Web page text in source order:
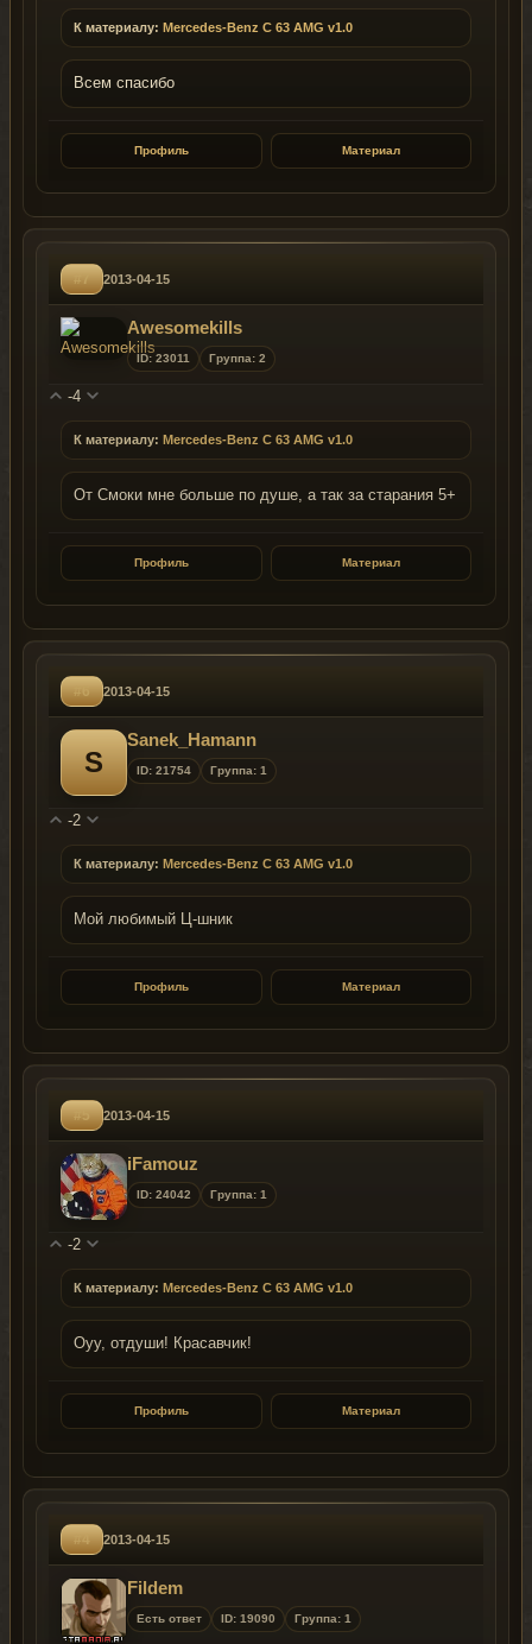
К материалу: Mercedes-Benz C 63 AMG v1.0
Всем спасибо
Профиль Материал
#7 2013-04-15
Awesomekills
ID: 23011 Группа: 2
-4
К материалу: Mercedes-Benz C 63 AMG v1.0
От Смоки мне больше по душе, а так за старания 5+
Профиль Материал
#6 2013-04-15
S
Sanek_Hamann
ID: 21754 Группа: 1
-2
К материалу: Mercedes-Benz C 63 AMG v1.0
Мой любимый Ц-шник
Профиль Материал
#5 2013-04-15
iFamouz
ID: 24042 Группа: 1
-2
К материалу: Mercedes-Benz C 63 AMG v1.0
Оуу, отдуши! Красавчик!
Профиль Материал
#4 2013-04-15
Fildem
Есть ответ ID: 19090 Группа: 1